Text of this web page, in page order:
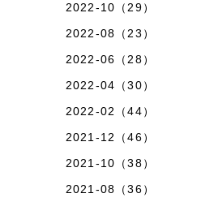
2022-10（29）
2022-08（23）
2022-06（28）
2022-04（30）
2022-02（44）
2021-12（46）
2021-10（38）
2021-08（36）